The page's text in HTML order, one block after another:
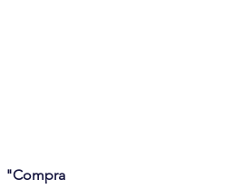
"Compra